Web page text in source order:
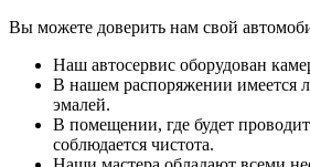
Вы можете доверить нам свой
Наш автосервис оборудован
В нашем распоряжении имеется
эмалей.
В помещении, где будет
соблюдается чистота.